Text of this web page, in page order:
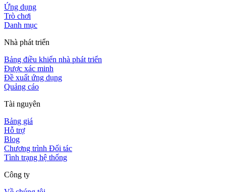
Ứng dụng
Trò chơi
Danh mục
Nhà phát triển
Bảng điều khiển nhà phát triển
Được xác minh
Đề xuất ứng dụng
Quảng cáo
Tài nguyên
Bảng giá
Hỗ trợ
Blog
Chương trình Đối tác
Tình trạng hệ thống
Công ty